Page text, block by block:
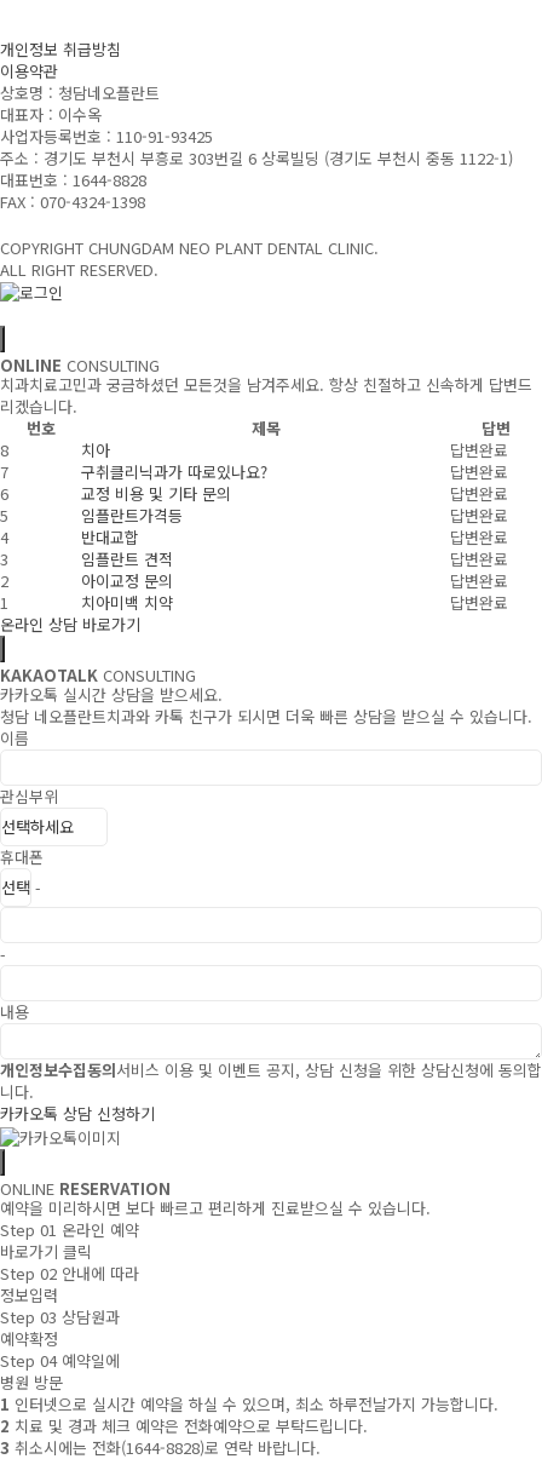
개인정보 취급방침
이용약관
상호명 : 청담네오플란트
대표자 : 이수옥
사업자등록번호 : 110-91-93425
주소 : 경기도 부천시 부흥로 303번길 6 상록빌딩 (경기도 부천시 중동 1122-1)
대표번호 : 1644-8828
FAX : 070-4324-1398
COPYRIGHT CHUNGDAM NEO PLANT DENTAL CLINIC.
ALL RIGHT RESERVED.
ONLINE CONSULTING
치과치료고민과 궁금하셨던 모든것을 남겨주세요. 항상 친절하고 신속하게 답변드
리겠습니다.
번호
제목
답변
8
치아
답변완료
7
구취클리닉과가 따로있나요?
답변완료
6
교정 비용 및 기타 문의
답변완료
5
임플란트가격등
답변완료
4
반대교합
답변완료
3
임플란트 견적
답변완료
2
아이교정 문의
답변완료
1
치아미백 치약
답변완료
온라인 상담 바로가기
KAKAOTALK CONSULTING
카카오톡 실시간 상담을 받으세요.
청담 네오플란트치과와 카톡 친구가 되시면 더욱 빠른 상담을 받으실 수 있습니다.
이름
관심부위
휴대폰
-
-
내용
개인정보수집동의서비스 이용 및 이벤트 공지, 상담 신청을 위한 상담신청에 동의합
니다.
카카오톡 상담 신청하기
ONLINE RESERVATION
예약을 미리하시면 보다 빠르고 편리하게 진료받으실 수 있습니다.
Step 01 온라인 예약
바로가기 클릭
Step 02 안내에 따라
정보입력
Step 03 상담원과
예약확정
Step 04 예약일에
병원 방문
1 인터넷으로 실시간 예약을 하실 수 있으며, 최소 하루전날가지 가능합니다.
2 치료 및 경과 체크 예약은 전화예약으로 부탁드립니다.
3 취소시에는 전화(1644-8828)로 연락 바랍니다.